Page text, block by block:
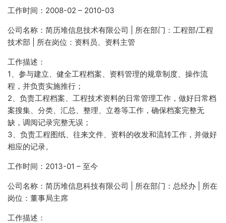
工作时间：2008-02 – 2010-03
公司名称：简历堆信息技术有限公司 | 所在部门：工程部/工程
技术部 | 所在岗位：资料员、资料主管
工作描述：
1、参与建立、健全工程档案、资料管理的规章制度、操作流
程，并负责实施推行；
2、负责工程档案、工程技术资料的日常管理工作，做好日常档
案搜集、分类、汇总、整理、立卷等工作，确保档案完整无
缺，调阅记录完整无误；
3、负责工程图纸、往来文件、资料的收发和流转工作，并做好
相应的记录。
工作时间：2013-01 – 至今
公司名称：简历堆信息科技有限公司 | 所在部门：总经办 | 所在
岗位：董事局主席
工作描述：